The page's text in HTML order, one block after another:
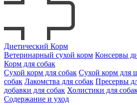
Диетический Корм
Ветеринарный сухой корм Консервы
Корм для собак
Сухой корм для собак Сухой корм для
собак Лакомства для собак Пресервы
добавки для собак Холистики для
Содержание и уход